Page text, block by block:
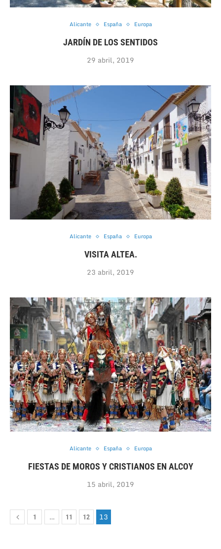
Alicante España Europa
JARDÍN DE LOS SENTIDOS
29 abril, 2019
Alicante España Europa
VISITA ALTEA.
23 abril, 2019
Alicante España Europa
FIESTAS DE MOROS Y CRISTIANOS EN ALCOY
15 abril, 2019
1 … 11 12 13